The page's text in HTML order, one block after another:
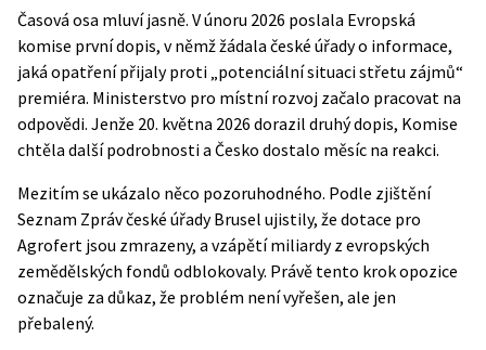
Časová osa mluví jasně. V únoru 2026 poslala Evropská
komise první dopis, v němž žádala české úřady o informace,
jaká opatření přijaly proti „potenciální situaci střetu zájmů“
premiéra. Ministerstvo pro místní rozvoj začalo pracovat na
odpovědi. Jenže 20. května 2026 dorazil druhý dopis, Komise
chtěla další podrobnosti a Česko dostalo měsíc na reakci.
Mezitím se ukázalo něco pozoruhodného. Podle zjištění
Seznam Zpráv české úřady Brusel ujistily, že dotace pro
Agrofert jsou zmrazeny, a vzápětí miliardy z evropských
zemědělských fondů odblokovaly. Právě tento krok opozice
označuje za důkaz, že problém není vyřešen, ale jen
přebalený.